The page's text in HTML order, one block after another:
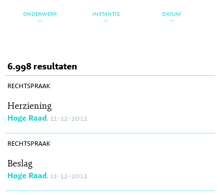
onderwerp instantie datum
6.998 resultaten
rechtspraak
Herziening
Hoge Raad, 11-12-2012
rechtspraak
Beslag
Hoge Raad, 11-12-2012